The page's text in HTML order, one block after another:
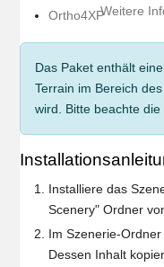
Ortho4XP
Das Paket enthält
Terrain im Bereich
wird. Bitte beachte
Installiere das
Scenery" Ordner
Im Szenerie-
Dessen Inhalt
Weitere